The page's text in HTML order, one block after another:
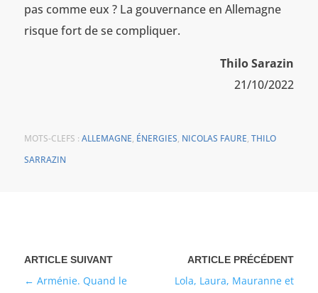
pas comme eux ? La gouvernance en Allemagne
risque fort de se compliquer.
Thilo Sarazin
21/10/2022
MOTS-CLEFS : ALLEMAGNE, ÉNERGIES, NICOLAS FAURE, THILO
SARRAZIN
Lola, Laura, Mauranne et
Arménie. Quand le